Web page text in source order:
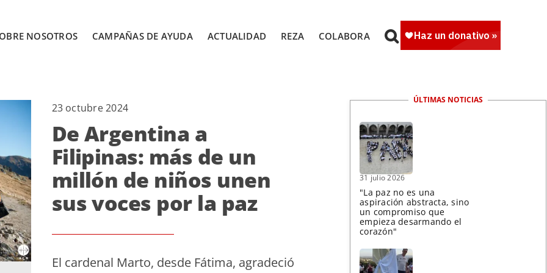
NOSOTROS CAMPAÑAS DE AYUDA ACTUALIDAD REZA COLABORA
23 octubre 2024
De Argentina a
Filipinas: más de un
millón de niños unen
sus voces por la paz
El cardenal Marto, desde Fátima, agradeció
ÚLTIMAS NOTICIAS
31 julio 2026
"La paz no es una
aspiración abstracta, sino
un compromiso que
empieza desarmando el
corazón"